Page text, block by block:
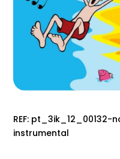
REF:
instrumental